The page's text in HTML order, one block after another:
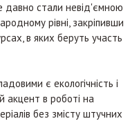
давно стали невід'ємною
рівні, закріпивши
в яких беруть участь
є екологічність і
акцент в роботі на
без змісту штучних